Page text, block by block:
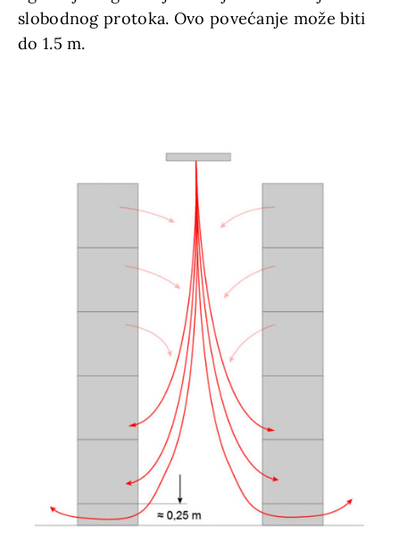
slobodnog protoka. Ovo povećanje može biti
do 1.5 m.